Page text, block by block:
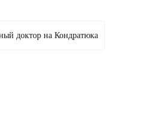
доктор на Кондратюка